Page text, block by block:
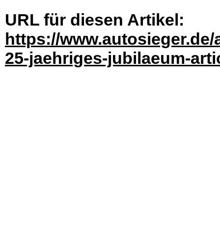
URL für diesen Artikel:
https://
25-jaehriges-jubilaeum-